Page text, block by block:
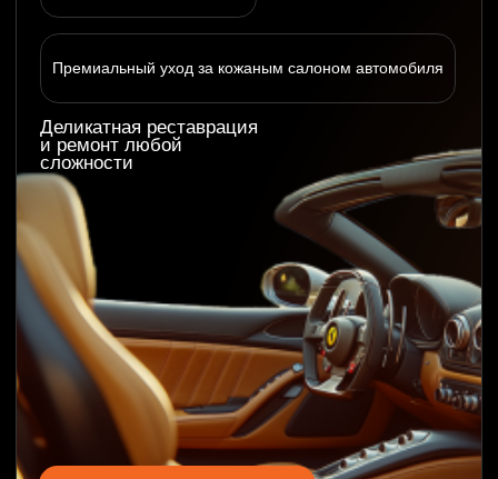
Реставрация и покраска
кожаной обуви и курток
с гарантией качества!
Посмотреть стоимость
Выполненные
работы